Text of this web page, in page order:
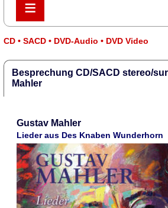
≡
≡
CD • SACD • DVD-Audio • DVD Video
Besprechung CD/SACD stereo/
Mahler
Gustav Mahler
Lieder aus Des Knaben Wunderhorn